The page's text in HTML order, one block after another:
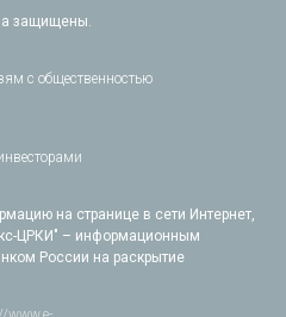
защищены.
с общественностью
на странице в сети Интернет,
ЦРКИ" – информационным
России на раскрытие